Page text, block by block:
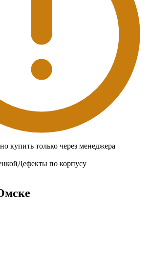
купить только через менеджера
Дефекты по корпусу